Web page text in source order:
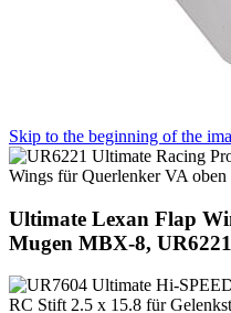
Skip to the beginning of the
Ultimate Lexan Flap
Mugen MBX-8, UR6221